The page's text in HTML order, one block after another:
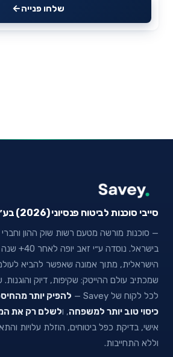
שלחו פנייה
סייבי סוכנות לביטוח פנסיוני (2026) בע״מ
— סוכנות מורשה מטעם רשות שוק ההון
בישראל. נוסדה
הישראלית, מתוך אמונה שאפשר להביא
שמכתיב עולם ההייטק: שקיפות, דיוק
לכל לקוח של Savey —
להפיק יותר
כיסוי טוב יותר למשפחה, ולשלם רק את
אישי, בדיקת כפל ביטוחים, הוזלת עלויות
וללא התחייבות.